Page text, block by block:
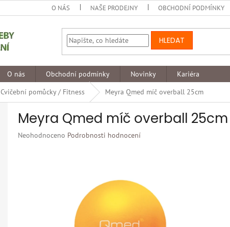
O NÁS NAŠE PRODEJNY OBCHODNÍ PODMÍNKY
HLEDAT
O nás Obchodní podmínky Novinky
Kariéra
Cvičební pomůcky / Fitness Meyra Qmed míč overball 25cm
Meyra Qmed míč overball 25cm
Průměrné
Neohodnoceno Podrobnosti hodnocení